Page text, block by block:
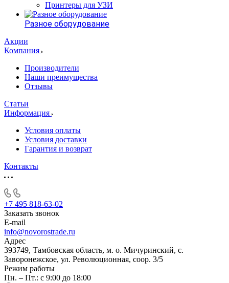
Принтеры для УЗИ
Разное оборудование
Акции
Компания
Производители
Наши преимущества
Отзывы
Статьи
Информация
Условия оплаты
Условия доставки
Гарантия и возврат
Контакты
+7 495 818-63-02
Заказать звонок
E-mail
info@novorostrade.ru
Адрес
393749, Тамбовская область, м. о. Мичуринский, с.
Заворонежское, ул. Революционная, соор. 3/5
Режим работы
Пн. – Пт.: с 9:00 до 18:00